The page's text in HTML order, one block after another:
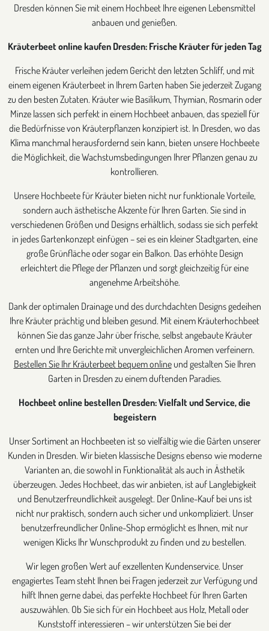
Dresden können Sie mit einem Hochbeet Ihre eigenen Lebensmittel
anbauen und genießen.
Kräuterbeet online kaufen Dresden: Frische Kräuter für jeden Tag
Frische Kräuter verleihen jedem Gericht den letzten Schliff, und mit
einem eigenen Kräuterbeet in Ihrem Garten haben Sie jederzeit Zugang
zu den besten Zutaten. Kräuter wie Basilikum, Thymian, Rosmarin oder
Minze lassen sich perfekt in einem Hochbeet anbauen, das speziell für
die Bedürfnisse von Kräuterpflanzen konzipiert ist. In Dresden, wo das
Klima manchmal herausfordernd sein kann, bieten unsere Hochbeete
die Möglichkeit, die Wachstumsbedingungen Ihrer Pflanzen genau zu
kontrollieren.
Unsere Hochbeete für Kräuter bieten nicht nur funktionale Vorteile,
sondern auch ästhetische Akzente für Ihren Garten. Sie sind in
verschiedenen Größen und Designs erhältlich, sodass sie sich perfekt
in jedes Gartenkonzept einfügen – sei es ein kleiner Stadtgarten, eine
große Grünfläche oder sogar ein Balkon. Das erhöhte Design
erleichtert die Pflege der Pflanzen und sorgt gleichzeitig für eine
angenehme Arbeitshöhe.
Dank der optimalen Drainage und des durchdachten Designs gedeihen
Ihre Kräuter prächtig und bleiben gesund. Mit einem Kräuterhochbeet
können Sie das ganze Jahr über frische, selbst angebaute Kräuter
ernten und Ihre Gerichte mit unvergleichlichen Aromen verfeinern.
Bestellen Sie Ihr Kräuterbeet bequem onlineund gestalten Sie Ihren
Garten in Dresden zu einem duftenden Paradies.
Hochbeet online bestellen Dresden: Vielfalt und Service, die
begeistern
Unser Sortiment an Hochbeeten ist so vielfältig wie die Gärten unserer
Kunden in Dresden. Wir bieten klassische Designs ebenso wie moderne
Varianten an, die sowohl in Funktionalität als auch in Ästhetik
überzeugen. Jedes Hochbeet, das wir anbieten, ist auf Langlebigkeit
und Benutzerfreundlichkeit ausgelegt. Der Online-Kauf bei uns ist
nicht nur praktisch, sondern auch sicher und unkompliziert. Unser
benutzerfreundlicher Online-Shop ermöglicht es Ihnen, mit nur
wenigen Klicks Ihr Wunschprodukt zu finden und zu bestellen.
Wir legen großen Wert auf exzellenten Kundenservice. Unser
engagiertes Team steht Ihnen bei Fragen jederzeit zur Verfügung und
hilft Ihnen gerne dabei, das perfekte Hochbeet für Ihren Garten
auszuwählen. Ob Sie sich für ein Hochbeet aus Holz, Metall oder
Kunststoff interessieren – wir unterstützen Sie bei der